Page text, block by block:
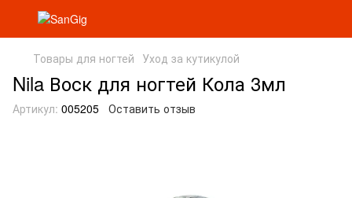
Товары для ногтей Уход за кутикулой
Nila Воск для ногтей Кола 3мл
Артикул: 005205 Оставить отзыв